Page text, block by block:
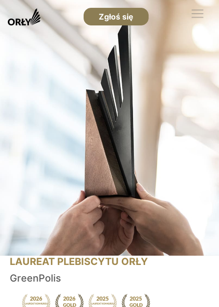
Zgłoś się
LAUREAT PLEBISCYTU ORŁY
GreenPolis